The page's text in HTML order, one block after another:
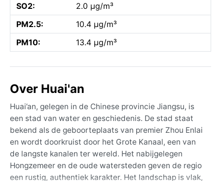
SO2:
2.0 µg/m³
PM2.5:
10.4 µg/m³
PM10:
13.4 µg/m³
Over Huai'an
Huai’an, gelegen in de Chinese provincie Jiangsu, is
een stad van water en geschiedenis. De stad staat
bekend als de geboorteplaats van premier Zhou Enlai
en wordt doorkruist door het Grote Kanaal, een van
de langste kanalen ter wereld. Het nabijgelegen
Hongzemeer en de oude watersteden geven de regio
een rustig, authentiek karakter. Het landschap is vlak,